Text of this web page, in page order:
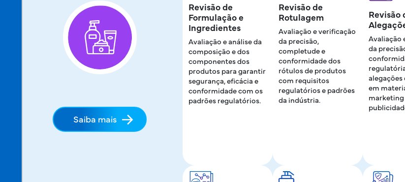
Saiba mais
Revisão de
Formulação e
Ingredientes
Avaliação e análise da
composição e dos
componentes dos
produtos para garantir
segurança, eficácia e
conformidade com os
padrões regulatórios.
Revisão de
Rotulagem
Avaliação e verificação
da precisão,
completude e
conformidade dos
rótulos de produtos
com requisitos
regulatórios e padrões
da indústria.
Revisão
Avaliação
da
em
marketing